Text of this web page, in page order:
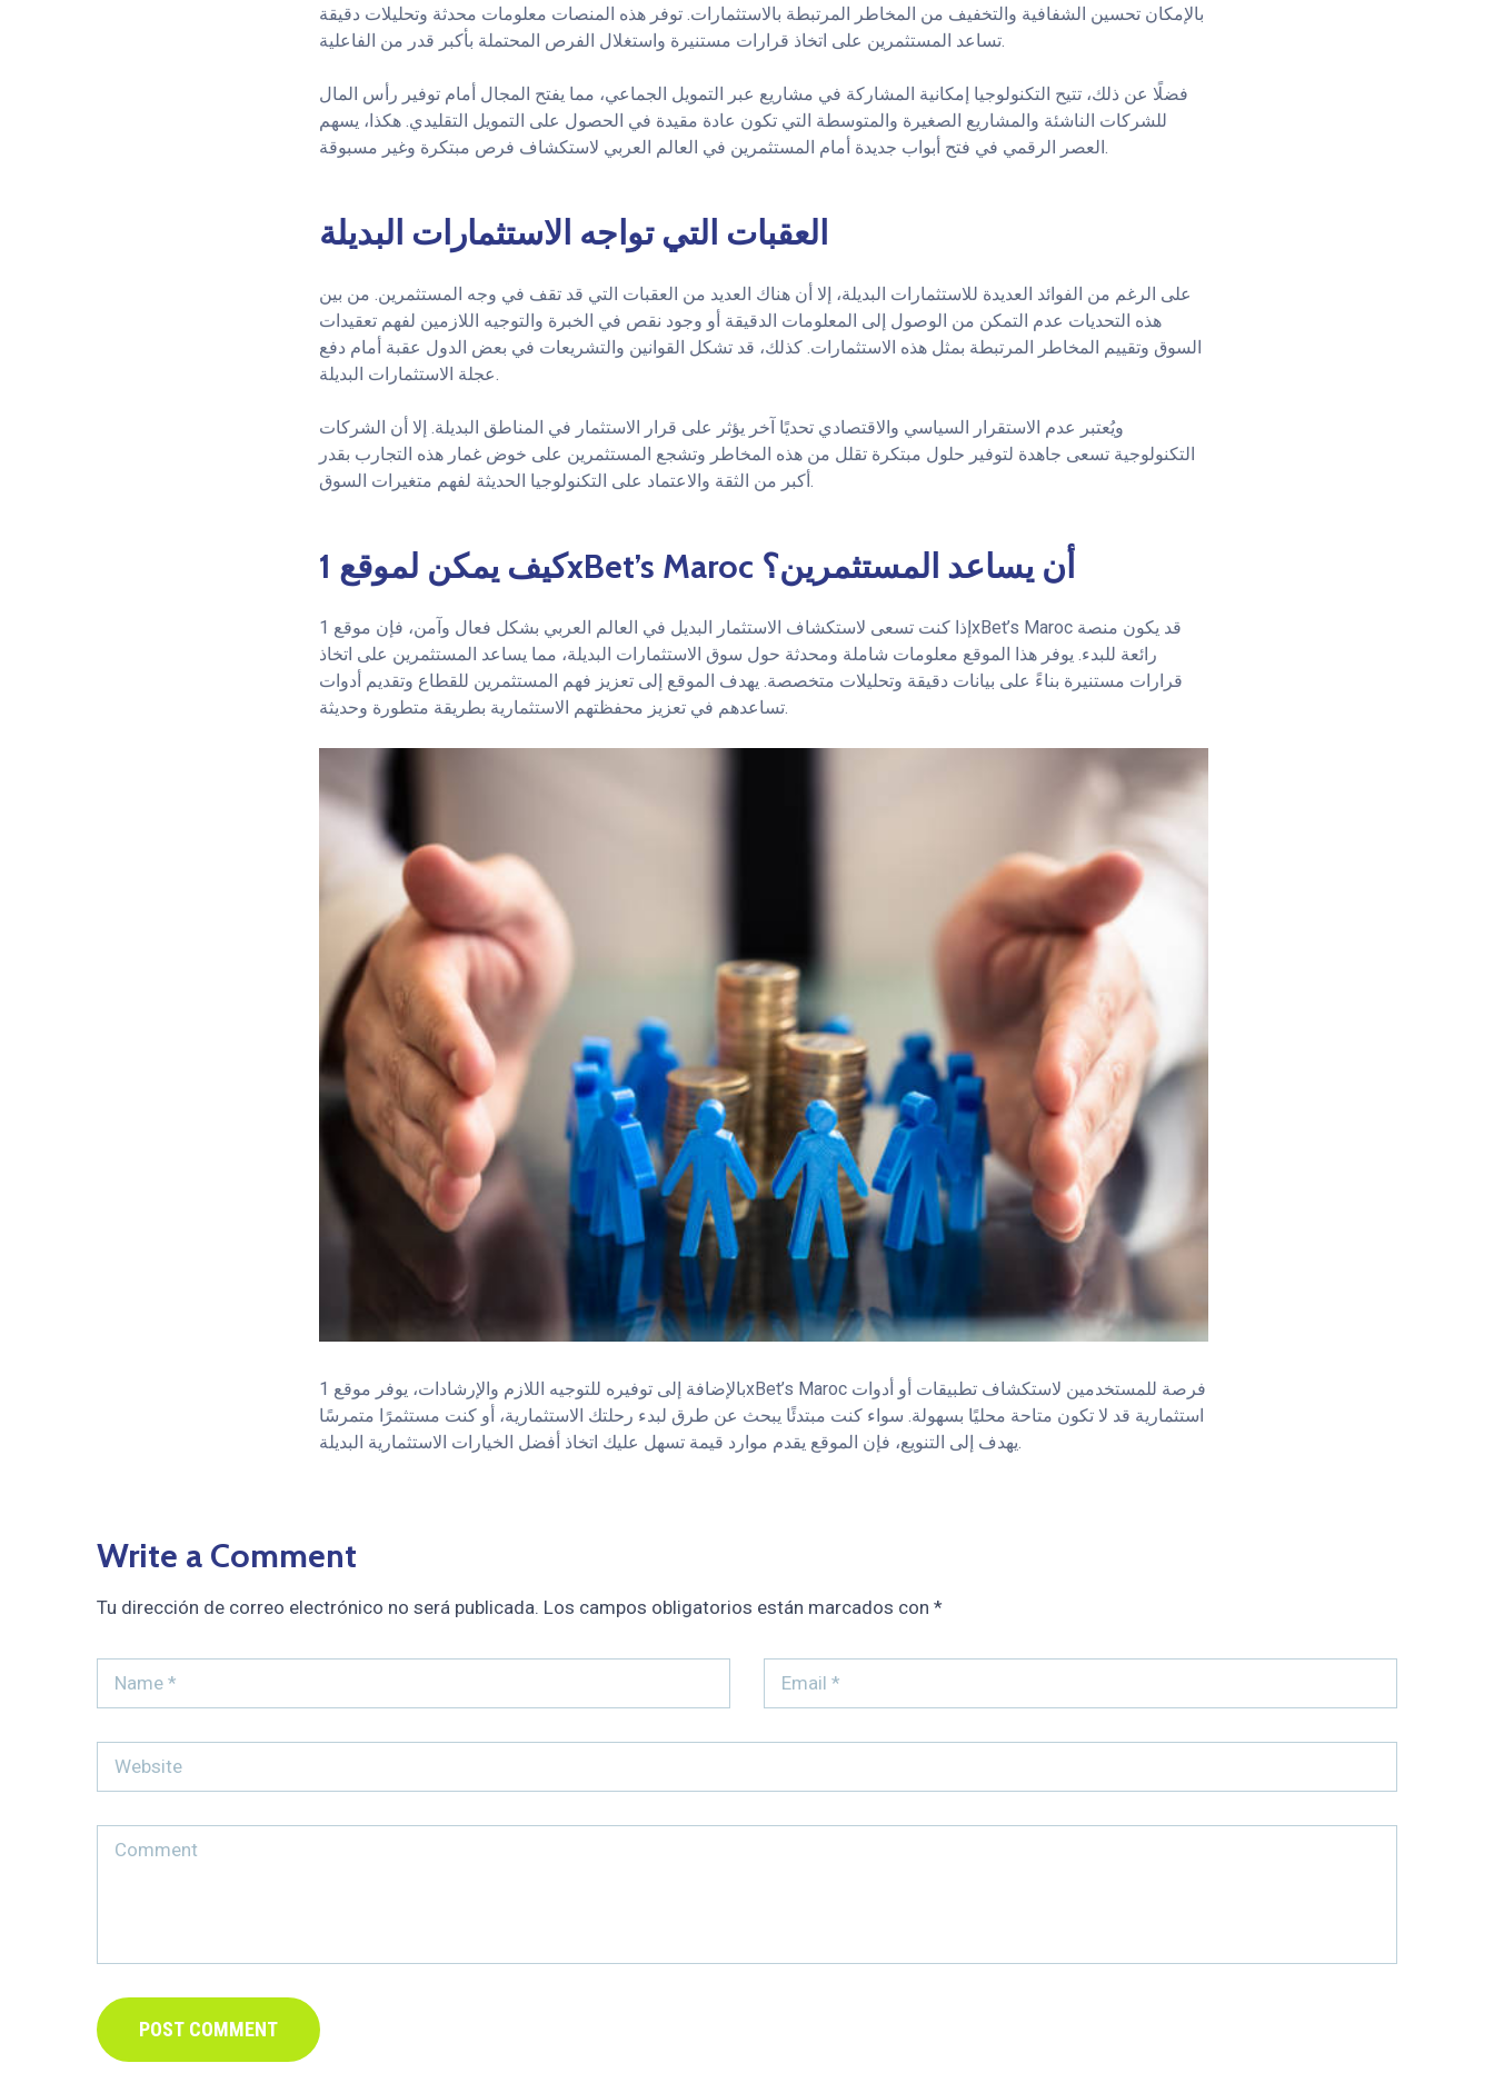
بالإمكان تحسين الشفافية والتخفيف من المخاطر المرتبطة بالاستثمارات. توفر هذه المنصات معلومات محدثة وتحليلات دقيقة
تساعد المستثمرين على اتخاذ قرارات مستنيرة واستغلال الفرص المحتملة بأكبر قدر من الفاعلية.
فضلًا عن ذلك، تتيح التكنولوجيا إمكانية المشاركة في مشاريع عبر التمويل الجماعي، مما يفتح المجال أمام توفير رأس المال
للشركات الناشئة والمشاريع الصغيرة والمتوسطة التي تكون عادة مقيدة في الحصول على التمويل التقليدي. هكذا، يسهم
العصر الرقمي في فتح أبواب جديدة أمام المستثمرين في العالم العربي لاستكشاف فرص مبتكرة وغير مسبوقة.
العقبات التي تواجه الاستثمارات البديلة
على الرغم من الفوائد العديدة للاستثمارات البديلة، إلا أن هناك العديد من العقبات التي قد تقف في وجه المستثمرين. من بين
هذه التحديات عدم التمكن من الوصول إلى المعلومات الدقيقة أو وجود نقص في الخبرة والتوجيه اللازمين لفهم تعقيدات
السوق وتقييم المخاطر المرتبطة بمثل هذه الاستثمارات. كذلك، قد تشكل القوانين والتشريعات في بعض الدول عقبة أمام دفع
عجلة الاستثمارات البديلة.
ويُعتبر عدم الاستقرار السياسي والاقتصادي تحديًا آخر يؤثر على قرار الاستثمار في المناطق البديلة. إلا أن الشركات
التكنولوجية تسعى جاهدة لتوفير حلول مبتكرة تقلل من هذه المخاطر وتشجع المستثمرين على خوض غمار هذه التجارب بقدر
أكبر من الثقة والاعتماد على التكنولوجيا الحديثة لفهم متغيرات السوق.
كيف يمكن لموقع 1xBet’s Maroc أن يساعد المستثمرين؟
إذا كنت تسعى لاستكشاف الاستثمار البديل في العالم العربي بشكل فعال وآمن، فإن موقع 1xBet’s Maroc قد يكون منصة
رائعة للبدء. يوفر هذا الموقع معلومات شاملة ومحدثة حول سوق الاستثمارات البديلة، مما يساعد المستثمرين على اتخاذ
قرارات مستنيرة بناءً على بيانات دقيقة وتحليلات متخصصة. يهدف الموقع إلى تعزيز فهم المستثمرين للقطاع وتقديم أدوات
تساعدهم في تعزيز محفظتهم الاستثمارية بطريقة متطورة وحديثة.
بالإضافة إلى توفيره للتوجيه اللازم والإرشادات، يوفر موقع 1xBet’s Maroc فرصة للمستخدمين لاستكشاف تطبيقات أو أدوات
استثمارية قد لا تكون متاحة محليًا بسهولة. سواء كنت مبتدئًا يبحث عن طرق لبدء رحلتك الاستثمارية، أو كنت مستثمرًا متمرسًا
Write a Comment
Tu dirección de correo electrónico no será publicada. Los campos obligatorios están marcados con *